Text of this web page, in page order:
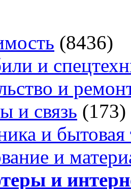
(8436)
и
и
и связь (173)
и бытовая
и
и